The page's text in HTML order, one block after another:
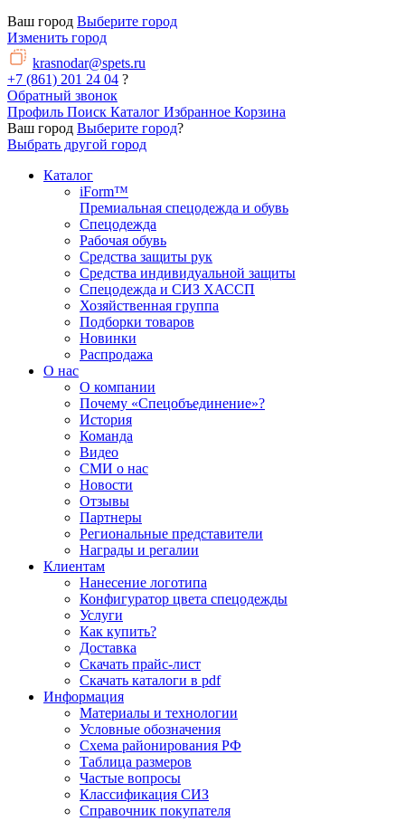
Ваш город Выберите город
Изменить город
krasnodar@spets.ru
+7 (861) 201 24 04 ?
Обратный звонок
Профиль Поиск Каталог Избранное Корзина
Ваш город Выберите город?
Выбрать другой город
Каталог
iForm™
Премиальная спецодежда и обувь
Спецодежда
Рабочая обувь
Средства защиты рук
Средства индивидуальной защиты
Спецодежда и СИЗ ХАССП
Хозяйственная группа
Подборки товаров
Новинки
Распродажа
О нас
О компании
Почему «Спецобъединение»?
История
Команда
Видео
СМИ о нас
Новости
Отзывы
Партнеры
Региональные представители
Награды и регалии
Клиентам
Нанесение логотипа
Конфигуратор цвета спецодежды
Услуги
Как купить?
Доставка
Скачать прайс-лист
Скачать каталоги в pdf
Информация
Материалы и технологии
Условные обозначения
Схема районирования РФ
Таблица размеров
Частые вопросы
Классификация СИЗ
Справочник покупателя